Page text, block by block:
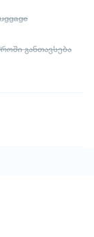
განთავსება